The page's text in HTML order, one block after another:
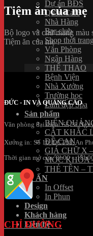
Dự án BĐS
Quán Cafe
Nhà Hàng
Bar club
Shop thời trang
Văn Phòng
Ngân Hàng
THỂ THAO
Bệnh Viện
Nhà Xưởng
Trường học
Làm đẹp Spa
Sản phẩm
BIỂN
CẮT KHẮC
ĐỀ CAN
GIÁ CHỮ X
MÓC KHÓA
THẺ TÊN –
IN ẤN
In Offset
In Phun
Design
Khách hàng
Liên hệ
Tiệm ăn của mẹ
Bộ logo và chữ mang màu
Tiệm ăn của mẹ
ĐỨC - IN VÀ QUẢNG CÁO
Văn phòng đại diện: Số 28
Xưởng in: Số 10, ĐCT08, An
Thời gian mở cửa: 8h00 –
CHỈ ĐƯỜNG